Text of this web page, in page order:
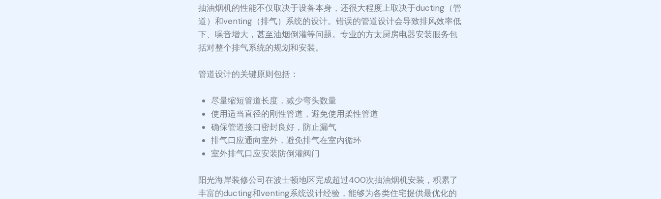
抽油烟机的性能不仅取决于设备本身，还很大程度上取决于ducting（管
道）和venting（排气）系统的设计。错误的管道设计会导致排风效率低
下、噪音增大，甚至油烟倒灌等问题。专业的方太厨房电器安装服务包
括对整个排气系统的规划和安装。
管道设计的关键原则包括：
尽量缩短管道长度，减少弯头数量
使用适当直径的刚性管道，避免使用柔性管道
确保管道接口密封良好，防止漏气
排气口应通向室外，避免排气在室内循环
室外排气口应安装防倒灌阀门
阳光海岸装修公司在波士顿地区完成超过400次抽油烟机安装，积累了
丰富的ducting和venting系统设计经验，能够为各类住宅提供最优化的